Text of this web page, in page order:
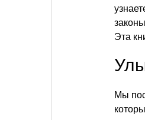
Эта
Мы